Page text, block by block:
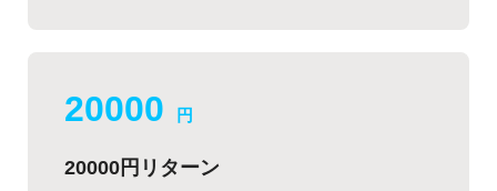
20000 円
20000円リターン